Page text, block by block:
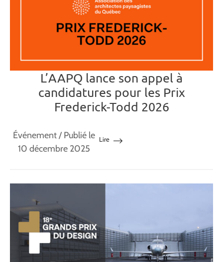
L’AAPQ lance son appel à
candidatures pour les Prix
Frederick-Todd 2026
Événement/ Publié le
10 décembre 2025
Lire